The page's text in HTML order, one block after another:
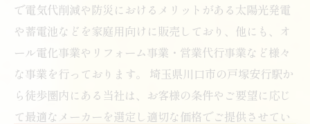
で電気代削減や防災におけるメリットがある太陽光発電
や蓄電池などを家庭用向けに販売しており、他にも、オ
ール電化事業やリフォーム事業・営業代行事業など様々
な事業を行っております。 埼玉県川口市の戸塚安行駅か
ら徒歩圏内にある当社は、お客様の条件やご要望に応じ
て最適なメーカーを選定し適切な価格でご提供させてい